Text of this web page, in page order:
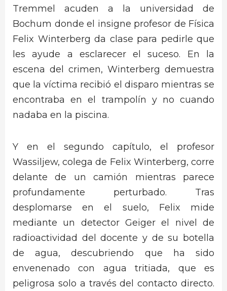
Tremmel acuden a la universidad de
Bochum donde el insigne profesor de Física
Felix Winterberg da clase para pedirle que
les ayude a esclarecer el suceso. En la
escena del crimen, Winterberg demuestra
que la víctima recibió el disparo mientras se
encontraba en el trampolín y no cuando
nadaba en la piscina.
Y en el segundo capítulo, el profesor
Wassiljew, colega de Felix Winterberg, corre
delante de un camión mientras parece
profundamente perturbado. Tras
desplomarse en el suelo, Felix mide
mediante un detector Geiger el nivel de
radioactividad del docente y de su botella
de agua, descubriendo que ha sido
envenenado con agua tritiada, que es
peligrosa solo a través del contacto directo.